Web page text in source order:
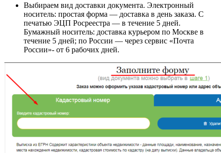
Выбираем вид доставки документа. Электронный
носитель: простая форма — доставка в день заказа. С
печатью ЭЦП Росреестра — в течение 5 дней.
Бумажный носитель: доставка курьером по Москве в
течение 5 дней; по России — через сервис «Почта
России»- от 6 рабочих дней.